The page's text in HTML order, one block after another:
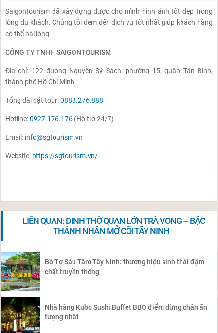
Saigontourism đã xây dựng được cho mình hình ảnh tốt đẹp trong
lòng du khách. Chúng tôi đem đến dịch vụ tốt nhất giúp khách hàng
có thể hài lòng.
CÔNG TY TNHH SAIGONTOURISM
Địa chỉ: 122 đường Nguyễn Sỹ Sách, phường 15, quận Tân Bình,
thành phố Hồ Chí Minh
Tổng đài đặt tour:0888.276.888
Hotline:0927.176.176 (Hỗ trợ 24/7)
Email: info@sgtourism.vn
Website: https://sgtourism.vn/
LIÊN QUAN: DINH THỜ QUAN LỚN TRÀ VONG – BẬC
THÁNH NHÂN MỞ CÕI TÂY NINH
Bò Tơ Sáu Tâm Tây Ninh: thương hiệu sinh thái đậm
chất truyền thống
Nhà hàng Kubo Sushi Buffet BBQ điểm dừng chân ấn
tượng nhất